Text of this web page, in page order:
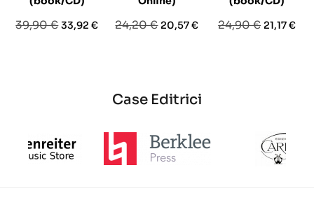
Prezzo
39,90 €Prezzo
33,92 €
Prezzo
24,20 € Prezzo
20,57 €
Prezzo
24,90 € Prezzo
21,17 €
Case Editrici